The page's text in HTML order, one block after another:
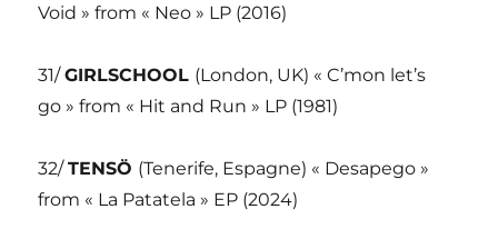
Void » from « Neo » LP (2016)
31/GIRLSCHOOL (London, UK) « C’mon let’s
go » from « Hit and Run » LP (1981)
32/TENSÖ (Tenerife, Espagne) « Desapego »
from « La Patatela » EP (2024)